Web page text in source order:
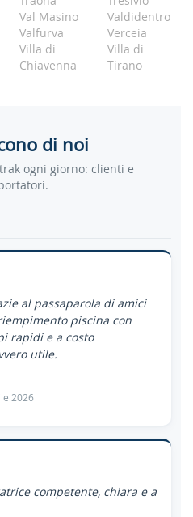
Val Masino
Valdidentro
Valfurva
Verceia
Villa di
Chiavenna
Villa di
Tirano
di noi
ogni giorno: clienti e
al passaparola di amici
piscina con
rapidi e a costo
utile.
2026
competente, chiara e a